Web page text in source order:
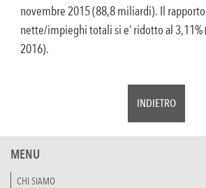
novembre 2015 (88,8 miliardi). Il
nette/impieghi totali si e’ ridotto al 3,11%
2016).
INDIETRO
MENU
CHI SIAMO